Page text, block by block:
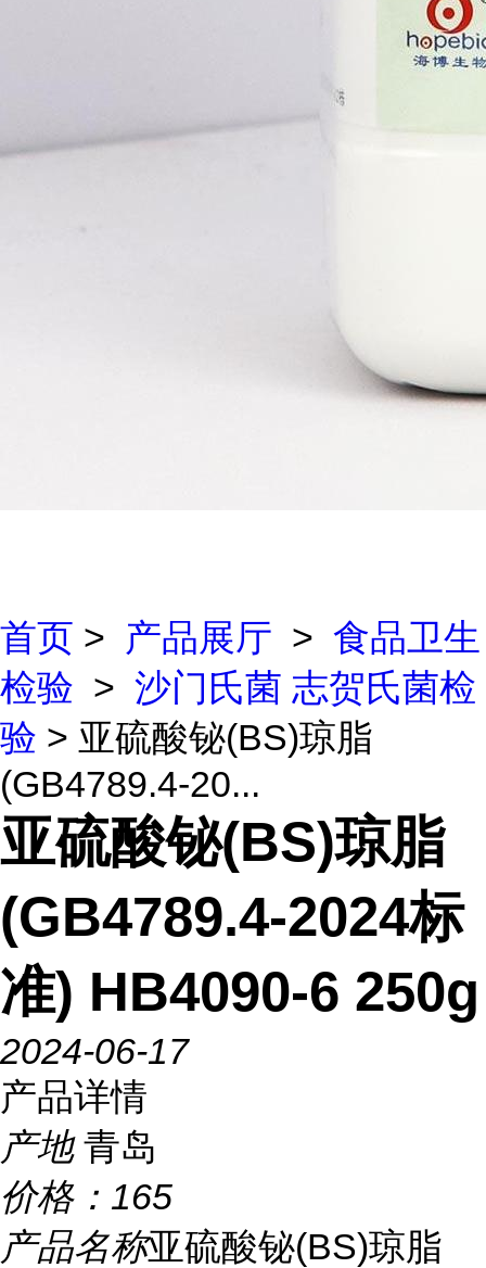
首页 > 产品展厅 > 食品卫生
检验 > 沙门氏菌 志贺氏菌检
验 > 亚硫酸铋(BS)琼脂
(GB4789.4-20...
亚硫酸铋(BS)琼脂
(GB4789.4-2024标
准) HB4090-6 250g
2024-06-17
产品详情
产地 青岛
价格： 165
产品名称亚硫酸铋(BS)琼脂